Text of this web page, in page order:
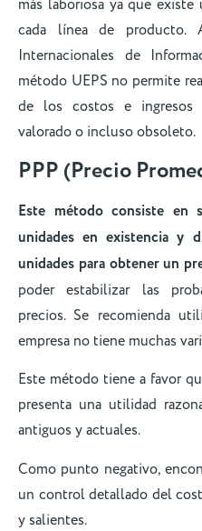
más laboriosa ya que
cada línea de producto.
Internacionales de
método UEPS no permite
de los costos e ingresos
valorado o incluso obsoleto.
PPP (Precio
Este método consiste
unidades en existencia y
unidades para obtener un
poder estabilizar las
precios. Se recomienda
empresa no tiene muchas
Este método tiene a favor
presenta una utilidad
antiguos y actuales.
Como punto negativo,
un control detallado del
y salientes.